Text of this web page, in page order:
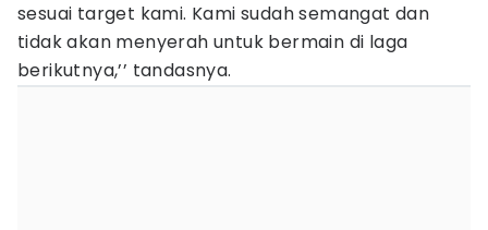
sesuai target kami. Kami sudah semangat dan
tidak akan menyerah untuk bermain di laga
berikutnya,’’ tandasnya.